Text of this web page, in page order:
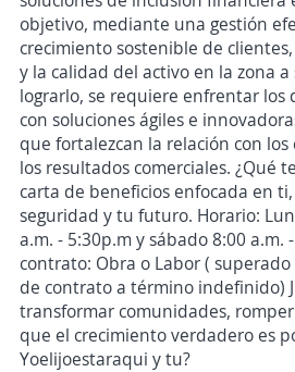
objetivo, mediante una gestión
crecimiento sostenible de
y la calidad del activo en la zona a
lograrlo, se requiere enfrentar los
con soluciones ágiles e
que fortalezcan la relación con
los resultados comerciales. ¿Qué
carta de beneficios enfocada en
seguridad y tu futuro. Horario:
a.m. - 5:30p.m y sábado 8:00 a.m.
contrato: Obra o Labor (
de contrato a término indefinido)
transformar comunidades,
que el crecimiento verdadero es
Yoelijoestaraqui y tu?